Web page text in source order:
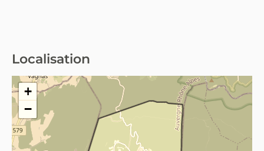
Localisation
Orgnac-l'Aven (07150)
+
−